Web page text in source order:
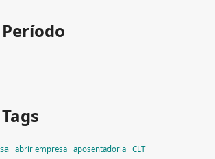
abrir empresa aposentadoria
CLT